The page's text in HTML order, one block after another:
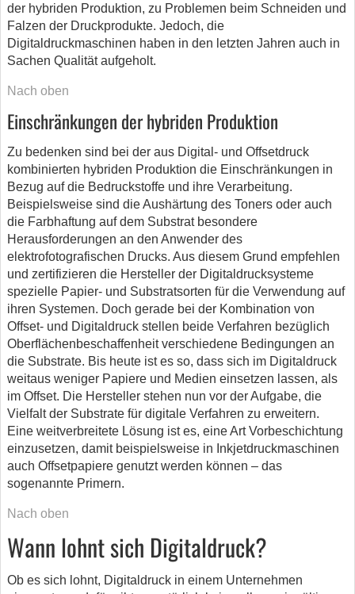
der hybriden Produktion, zu Problemen beim Schneiden und
Falzen der Druckprodukte. Jedoch, die
Digitaldruckmaschinen haben in den letzten Jahren auch in
Sachen Qualität aufgeholt.
Nach oben
Einschränkungen der hybriden Produktion
Zu bedenken sind bei der aus Digital- und Offsetdruck
kombinierten hybriden Produktion die Einschränkungen in
Bezug auf die Bedruckstoffe und ihre Verarbeitung.
Beispielsweise sind die Aushärtung des Toners oder auch
die Farbhaftung auf dem Substrat besondere
Herausforderungen an den Anwender des
elektrofotografischen Drucks. Aus diesem Grund empfehlen
und zertifizieren die Hersteller der Digitaldrucksysteme
spezielle Papier- und Substratsorten für die Verwendung auf
ihren Systemen. Doch gerade bei der Kombination von
Offset- und Digitaldruck stellen beide Verfahren bezüglich
Oberflächenbeschaffenheit verschiedene Bedingungen an
die Substrate. Bis heute ist es so, dass sich im Digitaldruck
weitaus weniger Papiere und Medien einsetzen lassen, als
im Offset. Die Hersteller stehen nun vor der Aufgabe, die
Vielfalt der Substrate für digitale Verfahren zu erweitern.
Eine weitverbreitete Lösung ist es, eine Art Vorbeschichtung
einzusetzen, damit beispielsweise in Inkjetdruckmaschinen
auch Offsetpapiere genutzt werden können – das
sogenannte Primern.
Nach oben
Wann lohnt sich Digitaldruck?
Ob es sich lohnt, Digitaldruck in einem Unternehmen